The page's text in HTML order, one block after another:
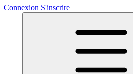
Connexion S'inscrire